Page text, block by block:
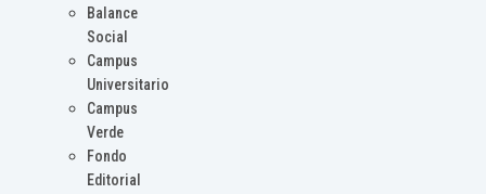
Balance
Social
Campus
Universitario
Campus
Verde
Fondo
Editorial